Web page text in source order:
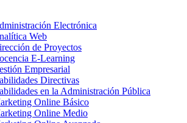
Electrónica
Web
de Proyectos
E-Learning
Empresarial
Directivas
en la Administración Pública
Online Básico
Online Medio